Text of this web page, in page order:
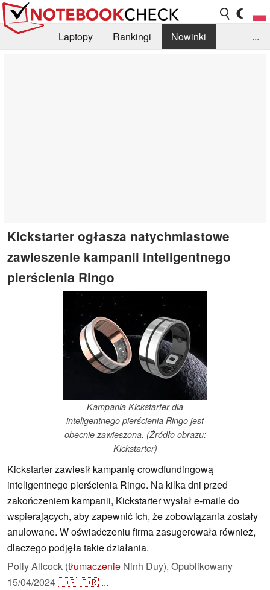
Laptopy Rankingi
Nowinki
...
Kickstarter ogłasza natychmiastowe
zawieszenie kampanii inteligentnego
pierścienia Ringo
Kampania Kickstarter dla
inteligentnego pierścienia Ringo jest
obecnie zawieszona. (Źródło obrazu:
Kickstarter)
Kickstarter zawiesił kampanię crowdfundingową
inteligentnego pierścienia Ringo. Na kilka dni przed
zakończeniem kampanii, Kickstarter wysłał e-maile do
wspierających, aby zapewnić ich, że zobowiązania zostały
anulowane. W oświadczeniu firma zasugerowała również,
dlaczego podjęła takie działania.
Polly Allcock (tłumaczenie Ninh Duy), Opublikowany
15/04/2024🇺🇸🇫🇷 ...